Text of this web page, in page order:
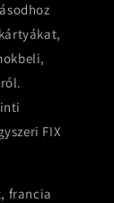
FIX
francia